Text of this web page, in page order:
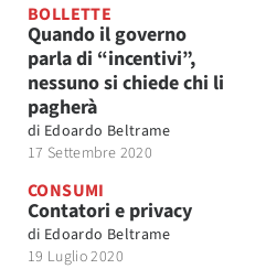
BOLLETTE
Quando il governo
parla di “incentivi”,
nessuno si chiede chi li
pagherà
di Edoardo Beltrame
17 Settembre 2020
CONSUMI
Contatori e privacy
di Edoardo Beltrame
19 Luglio 2020